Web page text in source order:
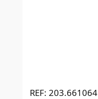
REF: 203.661064